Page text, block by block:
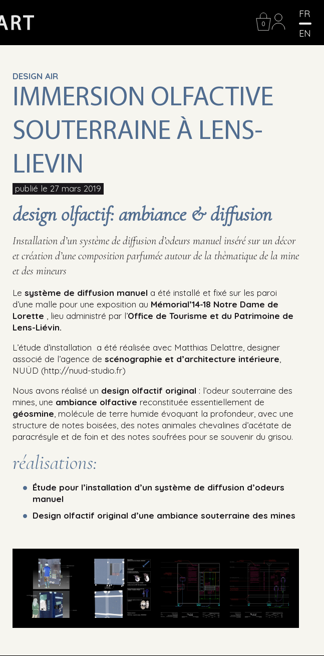
0
FR
EN
DESIGN AIR
IMMERSION OLFACTIVE
SOUTERRAINE À LENS-
LIEVIN
publié le 27 mars 2019
design olfactif: ambiance & diffusion
Installation d’un système de diffusion d’odeurs manuel inséré sur un décor
et création d’une composition parfumée autour de la thèmatique de la mine
et des mineurs
Le système de diffusion manuel a été installé et fixé sur les paroi
d’une malle pour une exposition au Mémorial’14-18 Notre Dame de
Lorette , lieu administré par l’Office de Tourisme et du Patrimoine de
Lens-Liévin.
L’étude d’installation a été réalisée avec Matthias Delattre, designer
associé de l’agence de scénographie et d’architecture intérieure
NUÜD (http://nuud-studio.fr)
Nous avons réalisé un design olfactif original : l’odeur souterraine des
mines, une ambiance olfactive reconstituée essentiellement de
géosmine , molécule de terre humide évoquant la profondeur, avec une
structure de notes boisées, des notes animales chevalines d’acétate de
paracrésyle et de foin et des notes soufrées pour se souvenir du grisou.
réalisations:
Étude pour l’installation d’un système de diffusion d’odeurs
manuel
Design olfactif original d’une ambiance souterraine des mines